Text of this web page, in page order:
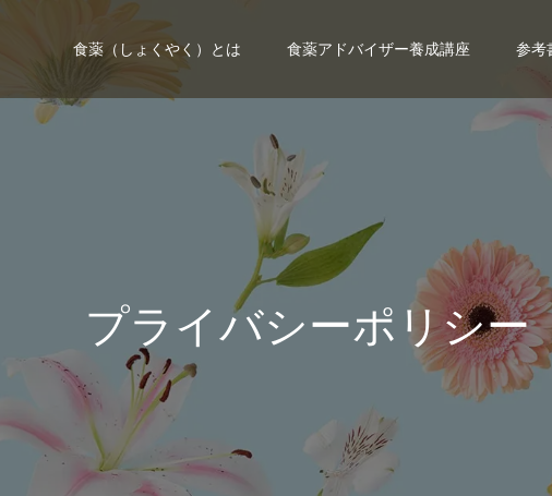
食薬（しょくやく）とは 食薬アドバイザー養成講座 参考
プラ イバシーポ リシー